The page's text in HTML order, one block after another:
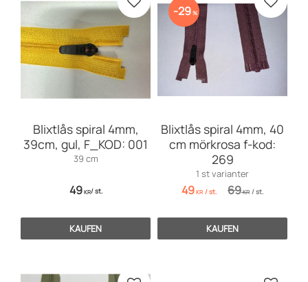
Blixtlås spiral 4mm,
39cm, gul, F_KOD: 001
39 cm
49KR/st.
Zu Favoriten hinzufügen
KAUFEN
Blixtlås spiral 4mm, 40
cm mörkrosa f-kod:
269
1 st varianter
49KR /st. 69KR /st.
29% Zu
KAUFEN